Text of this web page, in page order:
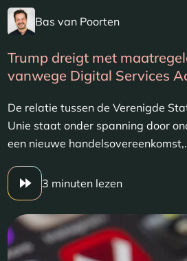
Bas van Poorten
Trump dreigt met
vanwege Digital Services
De relatie tussen de Verenigde
Unie staat onder spanning door
een nieuwe
3 minuten lezen